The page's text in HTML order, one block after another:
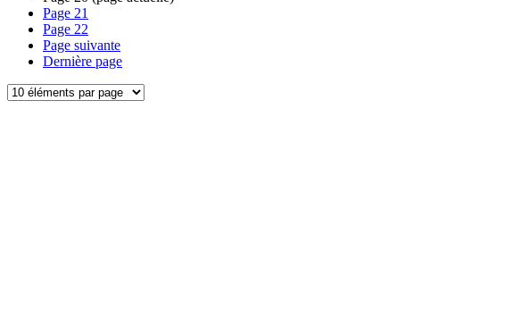
Page 21
Page 22
Page suivante
Dernière page